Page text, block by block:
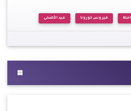
فيروس كورونا عيد الأضحى